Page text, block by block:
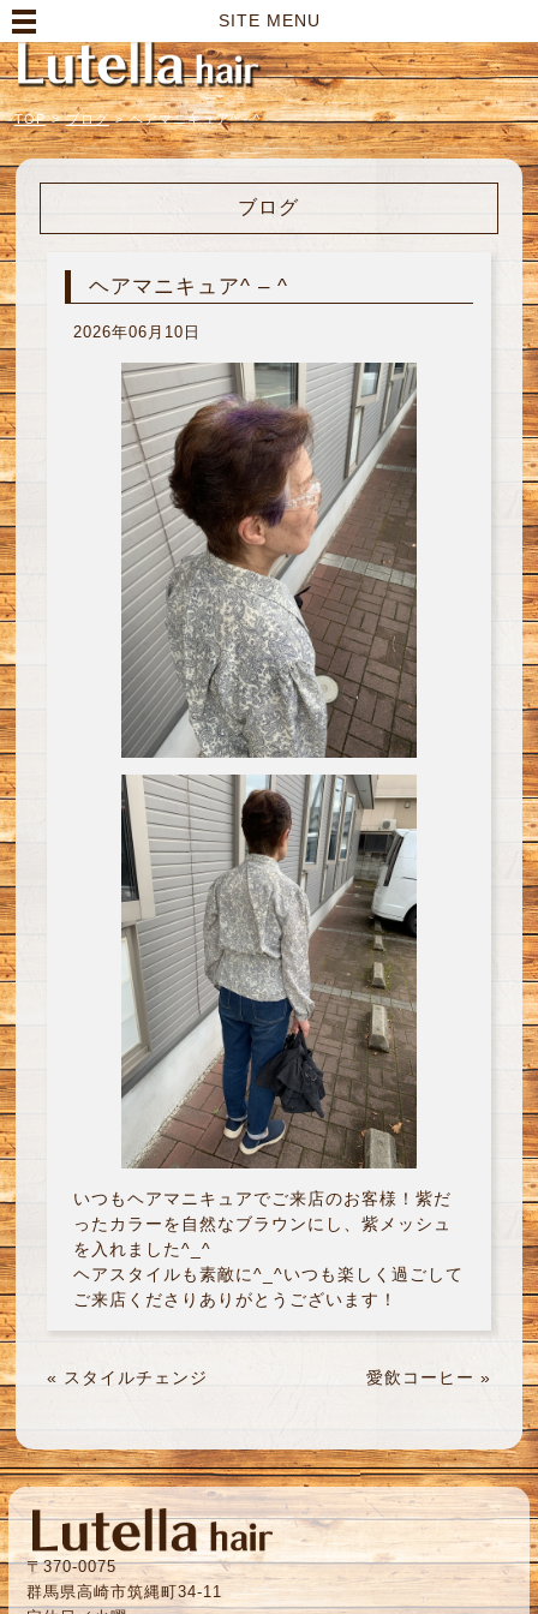
SITE MENU
TOP > ブログ > ヘアマニキュア^ - ^
ブログ
ヘアマニキュア^ – ^
2026年06月10日
いつもヘアマニキュアでご来店のお客様！紫だ
ったカラーを自然なブラウンにし、紫メッシュ
を入れました^_^
ヘアスタイルも素敵に^_^いつも楽しく過ごして
ご来店くださりありがとうございます！
« スタイルチェンジ 愛飲コーヒー »
〒370-0075
群馬県高崎市筑縄町34-11